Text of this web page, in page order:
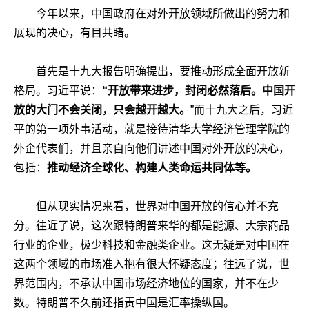
今年以来，中国政府在对外开放领域所做出的努力和
展现的决心，有目共睹。
首先是十九大报告明确提出，要推动形成全面开放新
格局。习近平说： “开放带来进步，封闭必然落后。中国开
放的大门不会关闭，只会越开越大。 ”而十九大之后，习近
平的第一项外事活动，就是接待清华大学经济管理学院的
外企代表们，并且亲自向他们讲述中国对外开放的决心，
包括： 推动经济全球化、构建人类命运共同体等。
但从现实情况来看，世界对中国开放的信心并不充
分。往近了说，这次跟特朗普来华的都是能源、大宗商品
行业的企业，极少科技和金融类企业。这无疑是对中国在
这两个领域的市场准入抱有很大怀疑态度；往远了说，世
界范围内，不承认中国市场经济地位的国家，并不在少
数。特朗普不久前还指责中国是汇率操纵国。